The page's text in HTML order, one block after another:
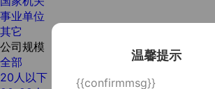
温馨提示
{{confirmmsg}}
事业单位
其它
公司规模
全部
20人以下